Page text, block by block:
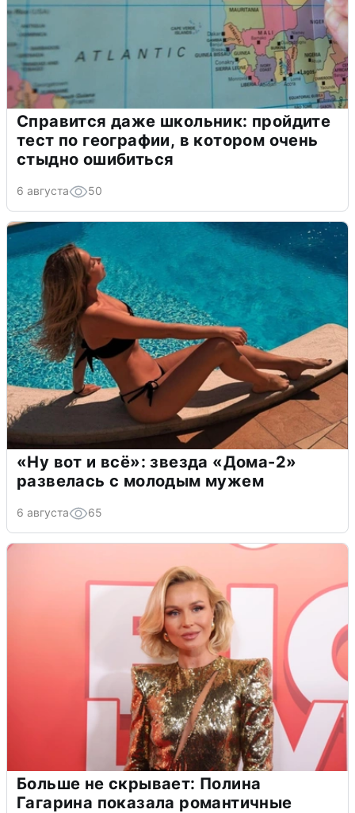
Справится даже школьник: пройдите
тест по географии, в котором очень
стыдно ошибиться
6 августа 50
«Ну вот и всё»: звезда «Дома-2»
развелась с молодым мужем
6 августа 65
Больше не скрывает: Полина
Гагарина показала романтичные